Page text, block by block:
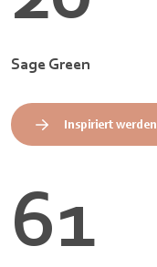
Sage Green
Inspiriert werden
61